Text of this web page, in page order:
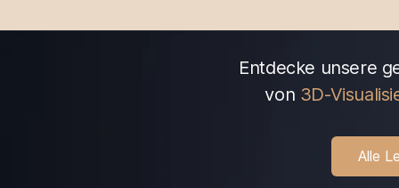
Entdecke unsere
von 3D-
Alle